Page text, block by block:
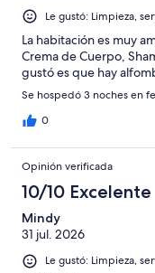
Le gustó: Limpieza,
La habitación es muy
Crema de Cuerpo,
gustó es que hay
Se hospedó 3 noches en
0
Opinión verificada
10/10 Excelente
Mindy
31 jul. 2026
Le gustó: Limpieza,